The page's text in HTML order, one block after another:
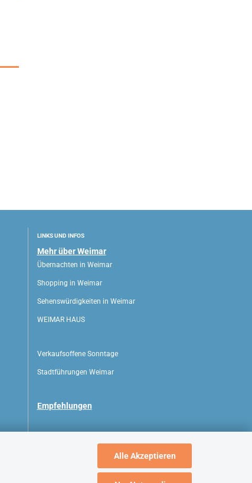
Alle Akzeptieren
LINKS UND INFOS
Mehr über Weimar
Übernachten in Weimar
Shopping in Weimar
Sehenswürdigkeiten in Weimar
WEIMAR HAUS
Verkaufsoffene Sonntage
Stadtführungen Weimar
Empfehlungen